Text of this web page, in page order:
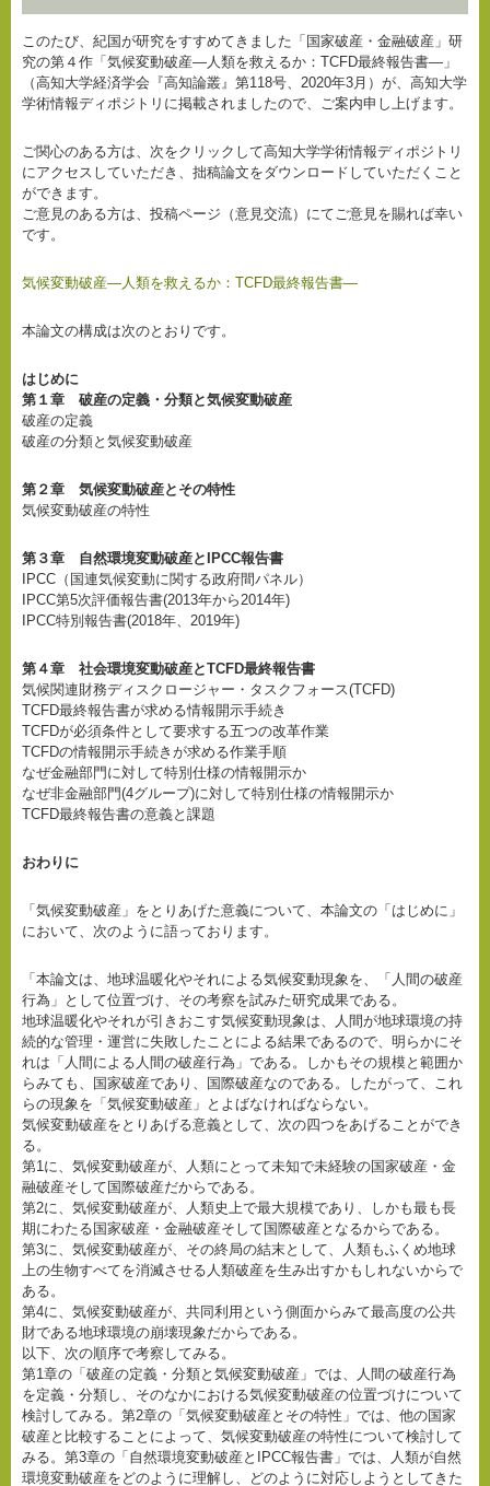
このたび、紀国が研究をすすめてきました「国家破産・金融破産」研
究の第４作「気候変動破産―人類を救えるか：TCFD最終報告書―」
（高知大学経済学会『高知論叢』第118号、2020年3月）が、高知大学
学術情報ディポジトリに掲載されましたので、ご案内申し上げます。
ご関心のある方は、次をクリックして高知大学学術情報ディポジトリ
にアクセスしていただき、拙稿論文をダウンロードしていただくこと
ができます。
ご意見のある方は、投稿ページ（意見交流）にてご意見を賜れば幸い
です。
気候変動破産―人類を救えるか：TCFD最終報告書―
本論文の構成は次のとおりです。
はじめに
第１章 破産の定義・分類と気候変動破産
破産の定義
破産の分類と気候変動破産
第２章 気候変動破産とその特性
気候変動破産の特性
第３章 自然環境変動破産とIPCC報告書
IPCC（国連気候変動に関する政府間パネル）
IPCC第5次評価報告書(2013年から2014年)
IPCC特別報告書(2018年、2019年)
第４章 社会環境変動破産とTCFD最終報告書
気候関連財務ディスクロージャー・タスクフォース(TCFD)
TCFD最終報告書が求める情報開示手続き
TCFDが必須条件として要求する五つの改革作業
TCFDの情報開示手続きが求める作業手順
なぜ金融部門に対して特別仕様の情報開示か
なぜ非金融部門(4グループ)に対して特別仕様の情報開示か
TCFD最終報告書の意義と課題
おわりに
「気候変動破産」をとりあげた意義について、本論文の「はじめに」
において、次のように語っております。
「本論文は、地球温暖化やそれによる気候変動現象を、「人間の破産
行為」として位置づけ、その考察を試みた研究成果である。
地球温暖化やそれが引きおこす気候変動現象は、人間が地球環境の持
続的な管理・運営に失敗したことによる結果であるので、明らかにそ
れは「人間による人間の破産行為」である。しかもその規模と範囲か
らみても、国家破産であり、国際破産なのである。したがって、これ
らの現象を「気候変動破産」とよばなければならない。
気候変動破産をとりあげる意義として、次の四つをあげることができ
る。
第1に、気候変動破産が、人類にとって未知で未経験の国家破産・金
融破産そして国際破産だからである。
第2に、気候変動破産が、人類史上で最大規模であり、しかも最も長
期にわたる国家破産・金融破産そして国際破産となるからである。
第3に、気候変動破産が、その終局の結末として、人類もふくめ地球
上の生物すべてを消滅させる人類破産を生み出すかもしれないからで
ある。
第4に、気候変動破産が、共同利用という側面からみて最高度の公共
財である地球環境の崩壊現象だからである。
以下、次の順序で考察してみる。
第1章の「破産の定義・分類と気候変動破産」では、人間の破産行為
を定義・分類し、そのなかにおける気候変動破産の位置づけについて
検討してみる。第2章の「気候変動破産とその特性」では、他の国家
破産と比較することによって、気候変動破産の特性について検討して
みる。第3章の「自然環境変動破産とIPCC報告書」では、人類が自然
環境変動破産をどのように理解し、どのように対応しようとしてきた